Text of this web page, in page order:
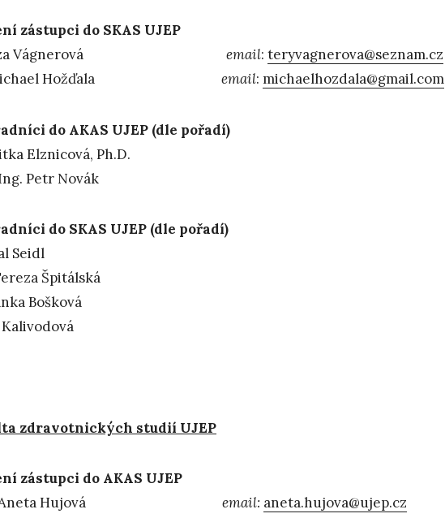
zástupci do SKAS UJEP
Vágnerová email: teryvagnerova@seznam.cz
Michael Hožďala email: michaelhozdala@gmail.com
do AKAS UJEP (dle pořadí)
Elznicová, Ph.D.
Petr Novák
do SKAS UJEP (dle pořadí)
Seidl
Špitálská
Bošková
zdravotnických studií UJEP
zástupci do AKAS UJEP
Aneta Hujová email: aneta.hujova@ujep.cz